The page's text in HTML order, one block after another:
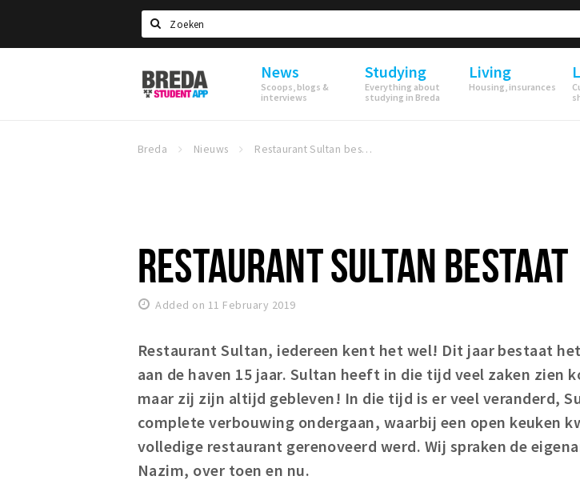
Search
Breda
Student
News
Scoops, blogs &
interviews
Studying
Everything about
studying in Breda
Living
Housing, insurances
Breda Nieuws Restaurant Sultan bestaat 15 jaar!
RESTAURANT SULTAN
Added on 11 February 2019
Restaurant Sultan, iedereen kent het wel! Dit jaar bestaat
aan de haven 15 jaar. Sultan heeft in die tijd veel zaken zien
maar zij zijn altijd gebleven! In die tijd is er veel veranderd,
complete verbouwing ondergaan, waarbij een open keuken
volledige restaurant gerenoveerd werd. Wij spraken de
Nazim, over toen en nu.